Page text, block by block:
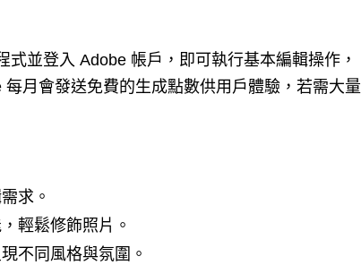
並登入 Adobe 帳戶，即可執行基本編輯操作，
月會發送免費的生成點數供用戶體驗，若需大量
求。
輕鬆修飾照片。
不同風格與氛圍。